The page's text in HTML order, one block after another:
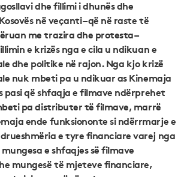
dhe fillimi i dhunës dhe
në veçanti – që në raste të
me trazira dhe protesta –
e krizës nga e cila u ndikuan e
dhe politike në rajon. Nga kjo krizë
nuk mbeti pa u ndikuar as Kinemaja
pasi që shfaqja e filmave ndërprehet
pa distributer të filmave, marrë
ende funksiononte si ndërrmarje e
e tyre financiare varej nga
e shfaqjes së filmave
mungesë të mjeteve financiare,